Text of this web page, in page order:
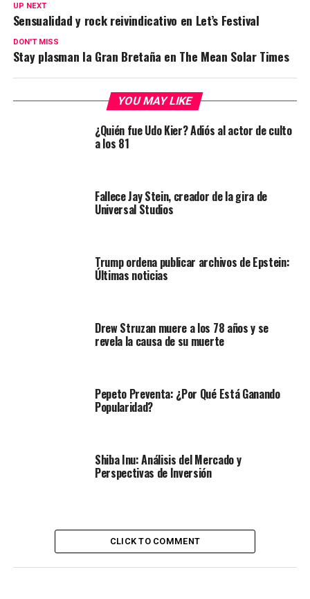
UP NEXT
Sensualidad y rock reivindicativo en Let’s Festival
DON'T MISS
Stay plasman la Gran Bretaña en The Mean Solar Times
YOU MAY LIKE
¿Quién fue Udo Kier? Adiós al actor de culto
a los 81
Fallece Jay Stein, creador de la gira de
Universal Studios
Trump ordena publicar archivos de Epstein:
Últimas noticias
Drew Struzan muere a los 78 años y se
revela la causa de su muerte
Pepeto Preventa: ¿Por Qué Está Ganando
Popularidad?
Shiba Inu: Análisis del Mercado y
Perspectivas de Inversión
CLICK TO COMMENT